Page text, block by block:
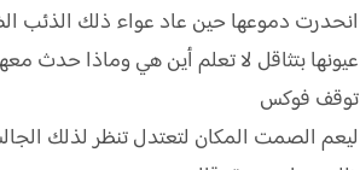
انحدرت دموعها حين عاد عواء ذلك الذئب
عيونها بتثاقل لا تعلم أين هي وماذا حدث
توقف فوكس
ليعم الصمت المكان لتعتدل تنظر لذلك